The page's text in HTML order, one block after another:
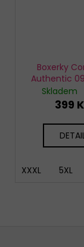
Boxerky
Authentic
Skladem
399
XXXL 5XL